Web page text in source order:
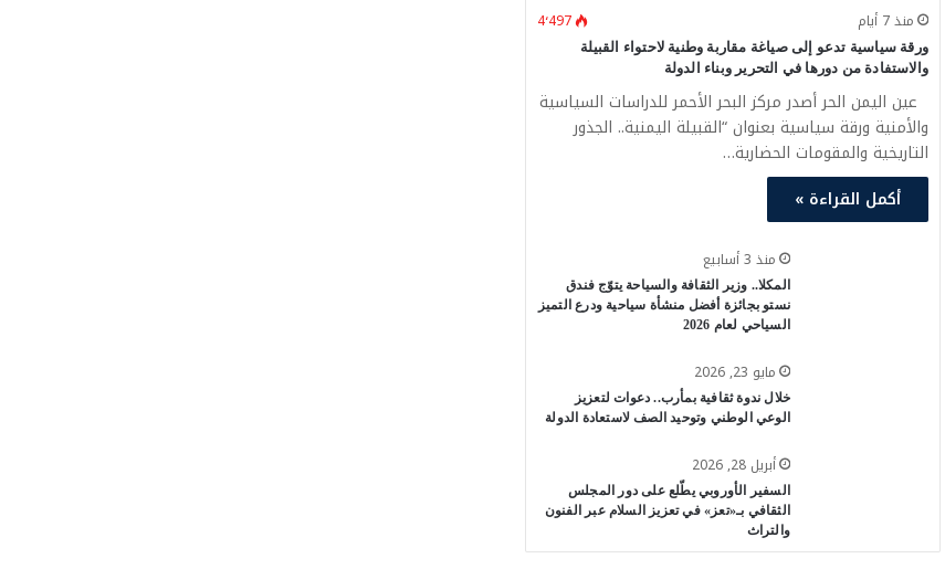
منذ 7 أيام 4٬497
ورقة سياسية تدعو إلى صياغة مقاربة وطنية لاحتواء القبيلة
والاستفادة من دورها في التحرير وبناء الدولة
عين اليمن الحر أصدر مركز البحر الأحمر للدراسات السياسية
والأمنية ورقة سياسية بعنوان “القبيلة اليمنية.. الجذور
التاريخية والمقومات الحضارية…
أكمل القراءة »
منذ 3 أسابيع
المكلا.. وزير الثقافة والسياحة يتوّج فندق
نستو بجائزة أفضل منشأة سياحية ودرع التميز
السياحي لعام 2026
مايو 23, 2026
خلال ندوة ثقافية بمأرب.. دعوات لتعزيز
الوعي الوطني وتوحيد الصف لاستعادة الدولة
أبريل 28, 2026
السفير الأوروبي يطّلع على دور المجلس
الثقافي بـ«تعز» في تعزيز السلام عبر الفنون
والتراث